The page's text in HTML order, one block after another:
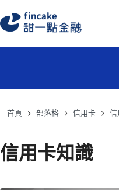
首頁 部落格 信用卡 信
信用卡知識